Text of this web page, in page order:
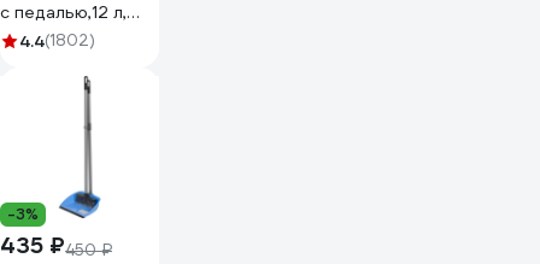
с педалью,12 л,
зеркальное,
сталь, , 232261
4.4(1802)
-3%
435 ₽450 ₽